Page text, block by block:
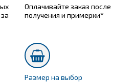
Оплачивайте заказ после
получения и примерки*
Размер на выбор